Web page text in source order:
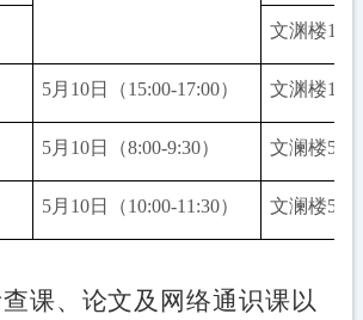
文渊楼
5月10日（15:00-17:00） 文渊楼
5月10日（8:00-9:30） 文澜楼503
5月10日（10:00-11:30） 文澜楼503
课、论文及网络通识课以